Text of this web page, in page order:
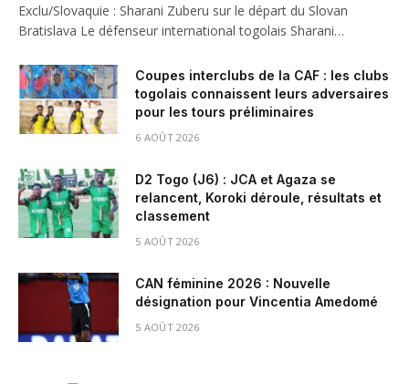
Exclu/Slovaquie : Sharani Zuberu sur le départ du Slovan
Bratislava Le défenseur international togolais Sharani…
Coupes interclubs de la CAF : les clubs
togolais connaissent leurs adversaires
pour les tours préliminaires
6 AOÛT 2026
D2 Togo (J6) : JCA et Agaza se
relancent, Koroki déroule, résultats et
classement
5 AOÛT 2026
CAN féminine 2026 : Nouvelle
désignation pour Vincentia Amedomé
5 AOÛT 2026